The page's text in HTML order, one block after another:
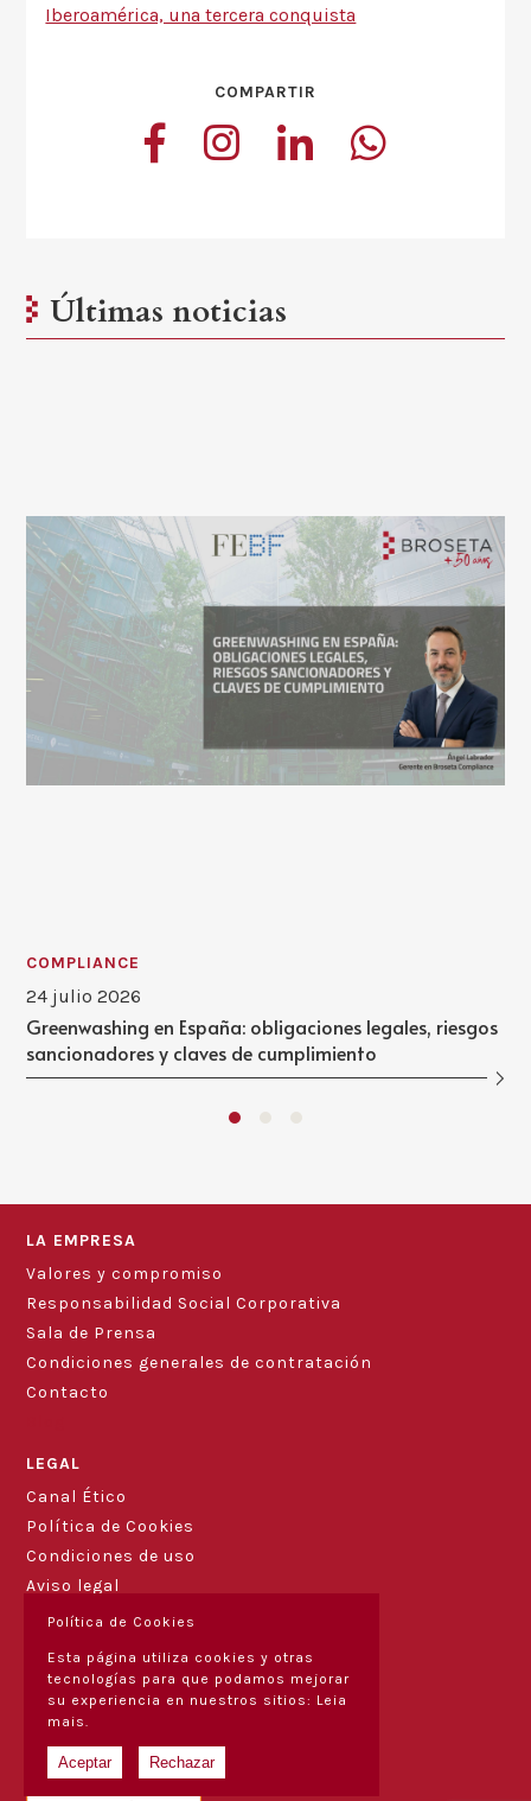
Iberoamérica, una tercera conquista
COMPARTIR
Últimas noticias
COMPLIANCE
24 julio 2026
Greenwashing en España: obligaciones legales, riesgos
sancionadores y claves de cumplimiento
LA EMPRESA
Valores y compromiso
Responsabilidad Social Corporativa
Sala de Prensa
Condiciones generales de contratación
Contacto
LEGAL
Canal Ético
Política de Cookies
Condiciones de uso
Aviso legal
Política de Cookies
Esta página utiliza cookies y otras
tecnologías para que podamos mejorar
su experiencia en nuestros sitios: Leia
mais.
Aceptar Rechazar